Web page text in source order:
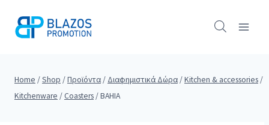
Home /Shop /Προϊόντα / Διαφημιστικά Δώρα /Kitchen & accessories /
Kitchenware /Coasters /BAHIA